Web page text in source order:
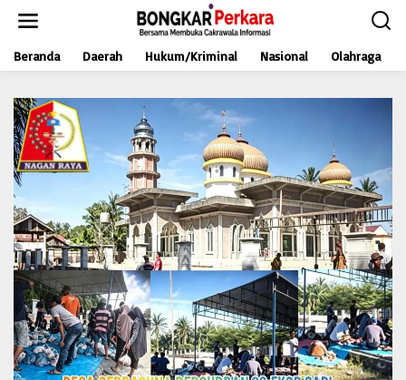
t
Beranda Daerah Hukum/Kriminal Nasional Olahraga